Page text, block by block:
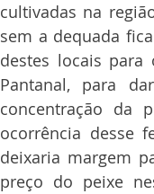
cultivadas na
sem a dequada
destes locais
Pantanal, para
concentração da
ocorrência desse
deixaria margem
preço do peixe